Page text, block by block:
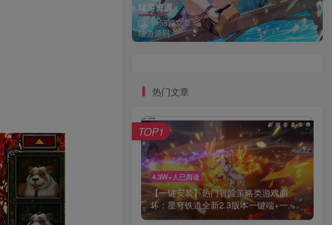
端游资源
1458篇文章
端游源码
热门文章
4.3W+人已阅读
【一键安装】热门冒险策略类游戏崩
坏：星穹铁道全新2.3版本一键端+一...
TOP1